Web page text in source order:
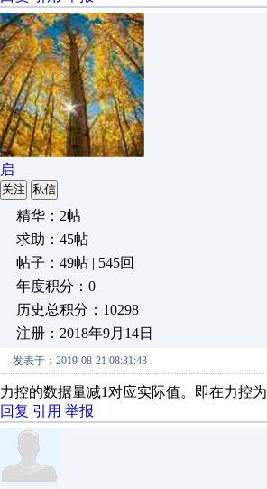
启
关注 私信
精华：2帖
求助：45帖
帖子：49帖 | 545回
年度积分：0
历史总积分：10298
注册：2018年9月14日
发表于：2019-08-21 08:31:43
力控的数据量减1对应实际值。即在力控
回复 引用 举报